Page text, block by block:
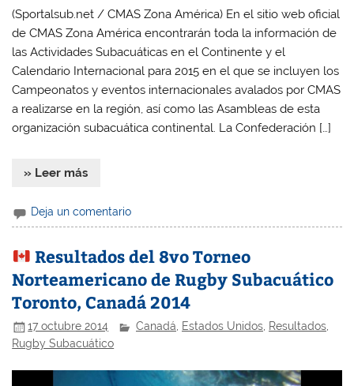
(Sportalsub.net / CMAS Zona América) En el sitio web oficial
de CMAS Zona América encontrarán toda la información de
las Actividades Subacuáticas en el Continente y el
Calendario Internacional para 2015 en el que se incluyen los
Campeonatos y eventos internacionales avalados por CMAS
a realizarse en la región, así como las Asambleas de esta
organización subacuática continental. La Confederación […]
» Leer más
Deja un comentario
Resultados del 8vo Torneo
Norteamericano de Rugby Subacuático
Toronto, Canadá 2014
17 octubre 2014 Canadá, Estados Unidos, Resultados,
Rugby Subacuático